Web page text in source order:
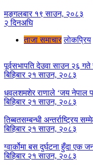
मङ्गलबार १९ साउन, २०८३
२ दिनअघि
ताजा समाचार लाेकप्रिय
पूर्वसभापति देउवा साउन २६
बिहिबार २१ साउन, २०८३
धवलशमशेर राणाले ‘जय नेपाल
बिहिबार २१ साउन, २०८३
तिब्बतसम्बन्धी अन्तर्राष्ट्रिय
बिहिबार २१ साउन, २०८३
ग्वार्कोमा बस दुर्घटना हुँदा एक
बिहिबार २१ साउन, २०८३